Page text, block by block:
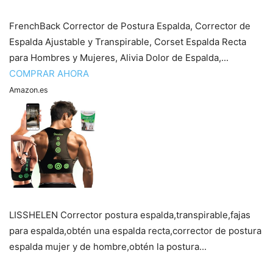
FrenchBack Corrector de Postura Espalda, Corrector de
Espalda Ajustable y Transpirable, Corset Espalda Recta
para Hombres y Mujeres, Alivia Dolor de Espalda,...
COMPRAR AHORA
Amazon.es
LISSHELEN Corrector postura espalda,transpirable,fajas
para espalda,obtén una espalda recta,corrector de postura
espalda mujer y de hombre,obtén la postura...